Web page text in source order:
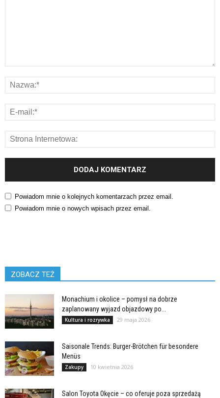
Powiadom mnie o kolejnych komentarzach przez email.
Powiadom mnie o nowych wpisach przez email.
ZOBACZ TEŻ
Monachium i okolice – pomysł na dobrze
zaplanowany wyjazd objazdowy po...
Kultura i rozrywka 29 maja 2026
Saisonale Trends: Burger-Brötchen für besondere
Menüs
Zakupy 10 kwietnia 2026
Salon Toyota Okęcie – co oferuje poza sprzedażą